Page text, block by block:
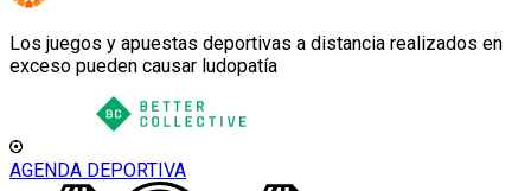
Los juegos y apuestas deportivas a distancia realizados en
exceso pueden causar ludopatía
AGENDA DEPORTIVA